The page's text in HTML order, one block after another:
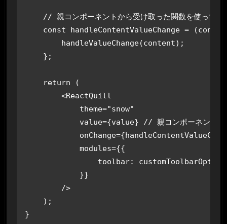
// 親コンポーネントから受け取った関数を使って
const handleContentValueChange =
        handleValueChange(content);
    };
    return (
        <ReactQuill
            theme="snow"
value={value} // 親コンポーネントか
            modules={{
toolbar:
            }}
        />
    );